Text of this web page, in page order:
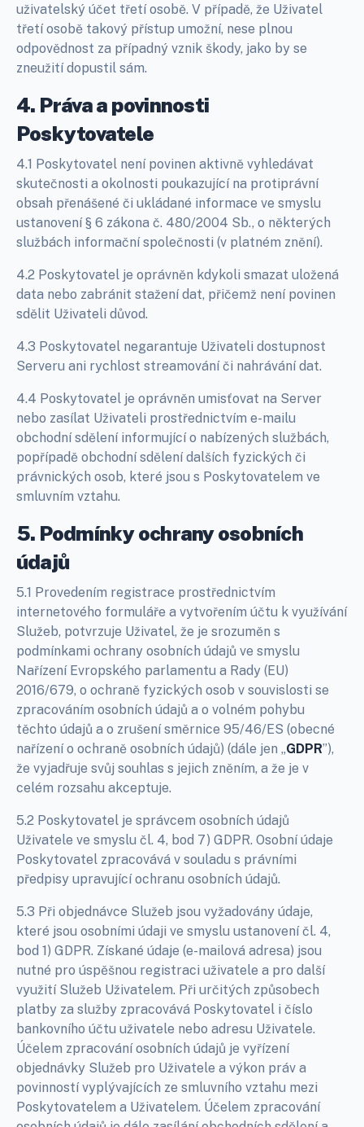
uživatelský účet třetí osobě. V případě, že Uživatel
třetí osobě takový přístup umožní, nese plnou
odpovědnost za případný vznik škody, jako by se
zneužití dopustil sám.
4. Práva a povinnosti
Poskytovatele
4.1 Poskytovatel není povinen aktivně vyhledávat
skutečnosti a okolnosti poukazující na protiprávní
obsah přenášené či ukládané informace ve smyslu
ustanovení § 6 zákona č. 480/2004 Sb., o některých
službách informační společnosti (v platném znění).
4.2 Poskytovatel je oprávněn kdykoli smazat uložená
data nebo zabránit stažení dat, přičemž není povinen
sdělit Uživateli důvod.
4.3 Poskytovatel negarantuje Uživateli dostupnost
Serveru ani rychlost streamování či nahrávání dat.
4.4 Poskytovatel je oprávněn umisťovat na Server
nebo zasílat Uživateli prostřednictvím e-mailu
obchodní sdělení informující o nabízených službách,
popřípadě obchodní sdělení dalších fyzických či
právnických osob, které jsou s Poskytovatelem ve
smluvním vztahu.
5. Podmínky ochrany osobních
údajů
5.1 Provedením registrace prostřednictvím
internetového formuláře a vytvořením účtu k využívání
Služeb, potvrzuje Uživatel, že je srozuměn s
podmínkami ochrany osobních údajů ve smyslu
Nařízení Evropského parlamentu a Rady (EU)
2016/679, o ochraně fyzických osob v souvislosti se
zpracováním osobních údajů a o volném pohybu
těchto údajů a o zrušení směrnice 95/46/ES (obecné
nařízení o ochraně osobních údajů) (dále jen „GDPR”),
že vyjadřuje svůj souhlas s jejich zněním, a že je v
celém rozsahu akceptuje.
5.2 Poskytovatel je správcem osobních údajů
Uživatele ve smyslu čl. 4, bod 7) GDPR. Osobní údaje
Poskytovatel zpracovává v souladu s právními
předpisy upravující ochranu osobních údajů.
5.3 Při objednávce Služeb jsou vyžadovány údaje,
které jsou osobními údaji ve smyslu ustanovení čl. 4,
bod 1) GDPR. Získané údaje (e-mailová adresa) jsou
nutné pro úspěšnou registraci uživatele a pro další
využití Služeb Uživatelem. Při určitých způsobech
platby za služby zpracovává Poskytovatel i číslo
bankovního účtu uživatele nebo adresu Uživatele.
Účelem zpracování osobních údajů je vyřízení
objednávky Služeb pro Uživatele a výkon práv a
povinností vyplývajících ze smluvního vztahu mezi
Poskytovatelem a Uživatelem. Účelem zpracování